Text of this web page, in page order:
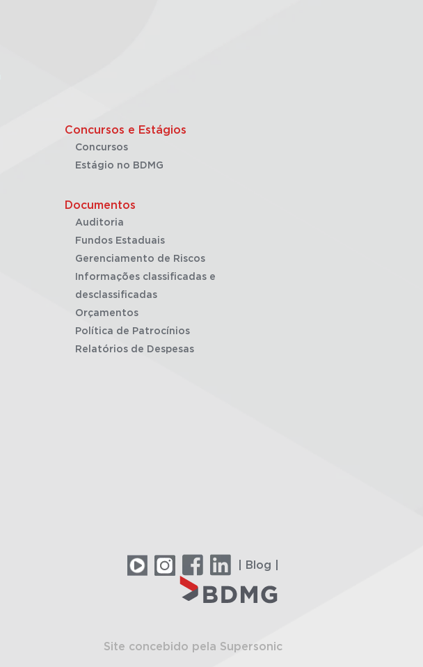
Concursos e Estágios
Concursos
Estágio no BDMG
Documentos
Auditoria
Fundos Estaduais
Gerenciamento de Riscos
Informações classificadas e
desclassificadas
Orçamentos
Política de Patrocínios
Relatórios de Despesas
| Blog |
Site concebido pela Supersonic